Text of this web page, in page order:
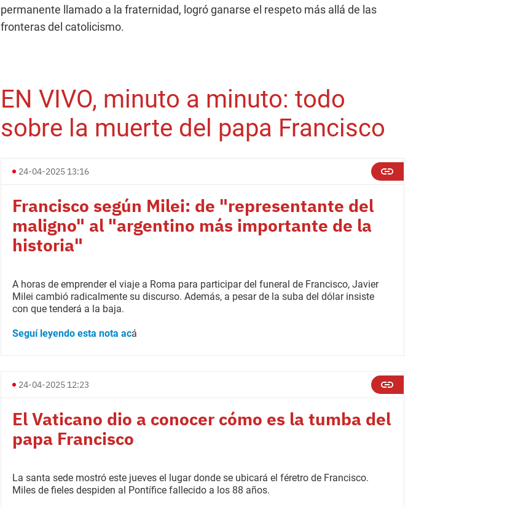
permanente llamado a la fraternidad, logró ganarse el respeto más allá de las
fronteras del catolicismo.
EN VIVO, minuto a minuto: todo
sobre la muerte del papa Francisco
24-04-2025 13:16
Francisco según Milei: de "representante del
maligno" al "argentino más importante de la
historia"
A horas de emprender el viaje a Roma para participar del funeral de Francisco, Javier
Milei cambió radicalmente su discurso. Además, a pesar de la suba del dólar insiste
con que tenderá a la baja.
Seguí leyendo esta nota acá
24-04-2025 12:23
El Vaticano dio a conocer cómo es la tumba del
papa Francisco
La santa sede mostró este jueves el lugar donde se ubicará el féretro de Francisco.
Miles de fieles despiden al Pontífice fallecido a los 88 años.